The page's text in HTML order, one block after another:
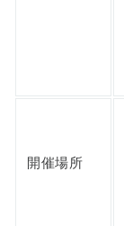
開催場所